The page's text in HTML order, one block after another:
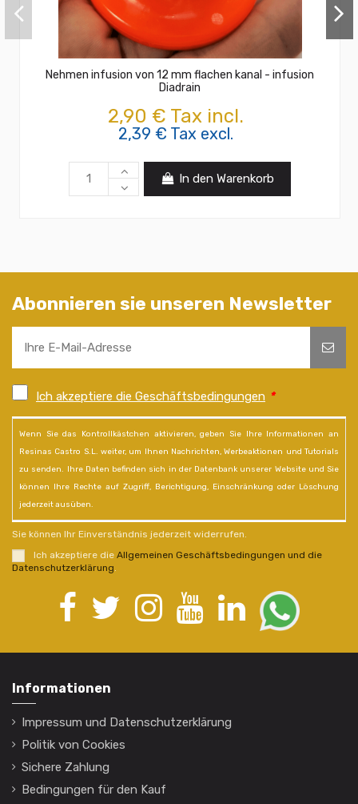
Nehmen infusion von 12 mm flachen kanal - infusion
Diadrain
2,90 € Tax incl.
2,39 € Tax excl.
In den Warenkorb
Abonnieren sie unseren Newsletter
Ich akzeptiere die Geschäftsbedingungen *
Wenn Sie das Kontrollkästchen aktivieren, geben Sie Ihre Informationen an
Resinas Castro S.L. weiter, um Ihnen Nachrichten, Werbeaktionen und Tutorials
zu senden. Ihre Daten befinden sich in der Datenbank unserer Website und Sie
können Ihre Rechte auf Zugriff, Berichtigung, Einschränkung oder Löschung
jederzeit ausüben.
Sie können Ihr Einverständnis jederzeit widerrufen.
Ich akzeptiere die Allgemeinen Geschäftsbedingungen und die
Datenschutzerklärung
Informationen
Impressum und Datenschutzerklärung
Politik von Cookies
Sichere Zahlung
Bedingungen für den Kauf